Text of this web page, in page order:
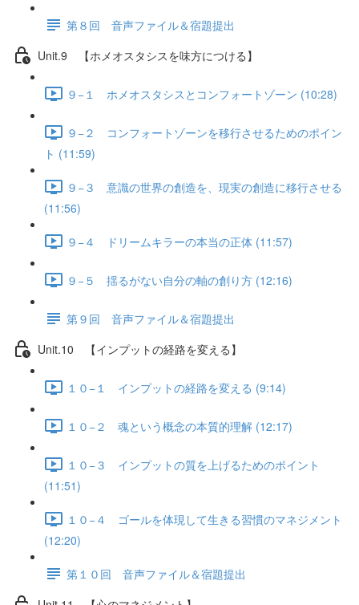
第８回 音声ファイル＆宿題提出
Unit.9 【ホメオスタシスを味方につける】
９−１ ホメオスタシスとコンフォートゾーン (10:28)
９−２ コンフォートゾーンを移行させるためのポイン
ト (11:59)
９−３ 意識の世界の創造を、現実の創造に移行させる
(11:56)
９−４ ドリームキラーの本当の正体 (11:57)
９−５ 揺るがない自分の軸の創り方 (12:16)
第９回 音声ファイル＆宿題提出
Unit.10 【インプットの経路を変える】
１０−１ インプットの経路を変える (9:14)
１０−２ 魂という概念の本質的理解 (12:17)
１０−３ インプットの質を上げるためのポイント
(11:51)
１０−４ ゴールを体現して生きる習慣のマネジメント
(12:20)
第１０回 音声ファイル＆宿題提出